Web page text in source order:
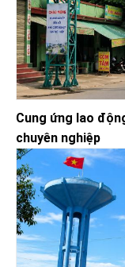
Cung ứng lao
chuyên nghiệp